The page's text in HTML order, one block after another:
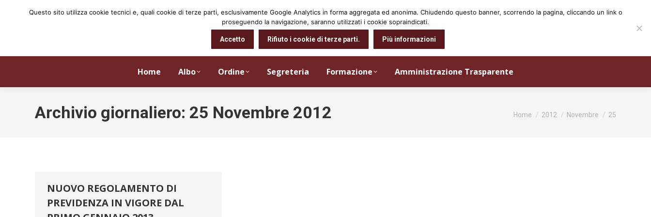
Home Albo Ordine Segreteria Formazione Amministrazione Trasparente
Archivio giornaliero: 25 Novembre 2012 Tu sei qui:
Home 2012 Novembre 25
NUOVO REGOLAMENTO DI
PREVIDENZA IN VIGORE DAL
Questo sito utilizza cookie tecnici e, quali cookie di terze parti, esclusivamente Google Analytics in forma aggregata ed anonima. Chiudendo questo banner, scorrendo la pagina, cliccando un link o
proseguendo la navigazione, saranno utilizzati i cookie sopraindicati.
Accetto Rifiuto i cookie di terze parti. Più informazioni